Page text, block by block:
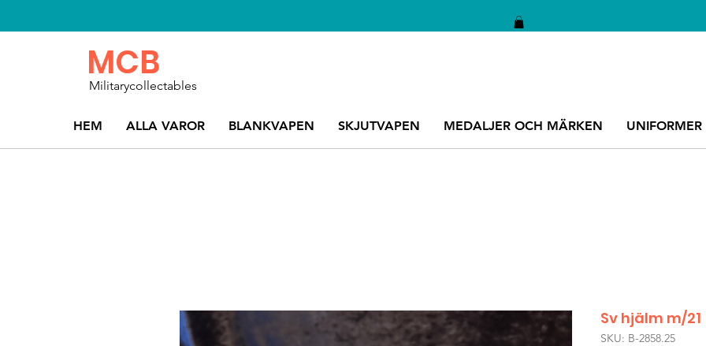
HEM ALLA VAROR BLANKVAPEN SKJUTVAPEN MEDALJER OCH MÄRKEN
MCB
Militarycollectables
Sv hjälm m/21
SKU: B-2858.25